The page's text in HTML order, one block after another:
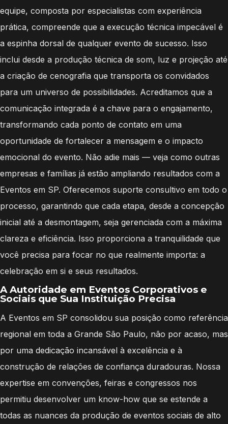
equipe, composta por especialistas com experiência
prática, compreende que a execução técnica impecável é
a espinha dorsal de qualquer evento de sucesso. Isso
inclui desde a produção técnica de som, luz e projeção até
a criação de cenografia que transporta os convidados
para um universo de possibilidades. Acreditamos que a
comunicação integrada é a chave para o engajamento,
transformando cada ponto de contato em uma
oportunidade de fortalecer a mensagem e o impacto
emocional do evento. Não adie mais — veja como outras
empresas e famílias já estão ampliando resultados com a
Eventos em SP. Oferecemos suporte consultivo em todo o
processo, garantindo que cada etapa, desde a concepção
inicial até a desmontagem, seja gerenciada com a máxima
clareza e eficiência. Isso proporciona a tranquilidade que
você precisa para focar no que realmente importa: a
celebração em si e seus resultados.
A Autoridade em Eventos Corporativos e
Sociais que Sua Instituição Precisa
A Eventos em SP consolidou sua posição como referência
regional em toda a Grande São Paulo, não por acaso, mas
por uma dedicação incansável à excelência e à
construção de relações de confiança duradouras. Nossa
expertise em convenções, feiras e congressos nos
permitiu desenvolver um know-how que se estende a
todas as nuances da produção de eventos sociais de alto